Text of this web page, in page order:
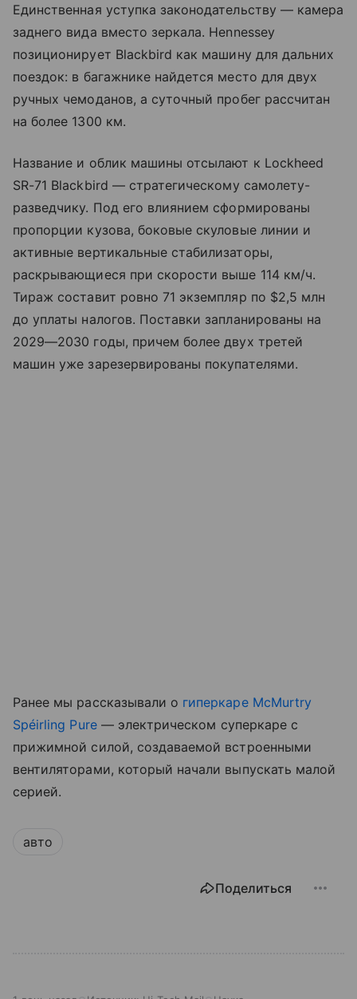
Единственная уступка законодательству — камера
заднего вида вместо зеркала. Hennessey
позиционирует Blackbird как машину для дальних
поездок: в багажнике найдется место для двух
ручных чемоданов, а суточный пробег рассчитан
на более 1300 км.
Название и облик машины отсылают к Lockheed
SR-71 Blackbird — стратегическому самолету-
разведчику. Под его влиянием сформированы
пропорции кузова, боковые скуловые линии и
активные вертикальные стабилизаторы,
раскрывающиеся при скорости выше 114 км/ч.
Тираж составит ровно 71 экземпляр по $2,5 млн
до уплаты налогов. Поставки запланированы на
2029—2030 годы, причем более двух третей
машин уже зарезервированы покупателями.
Ранее мы рассказывали о гиперкаре McMurtry
Spéirling Pure— электрическом суперкаре с
прижимной силой, создаваемой встроенными
вентиляторами, который начали выпускать малой
серией.
авто
Поделиться